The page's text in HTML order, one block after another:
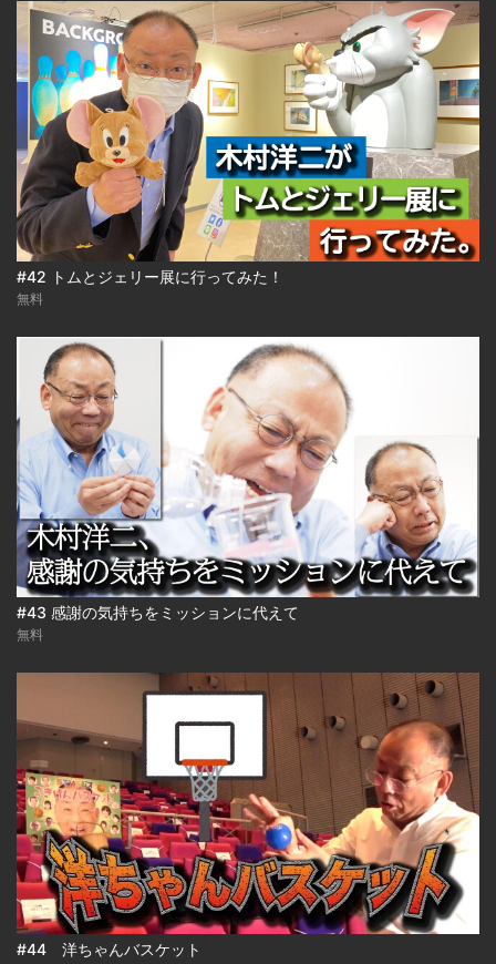
#42 トムとジェリー展に行ってみた！
無料
#43 感謝の気持ちをミッションに代えて
無料
#44 洋ちゃんバスケット